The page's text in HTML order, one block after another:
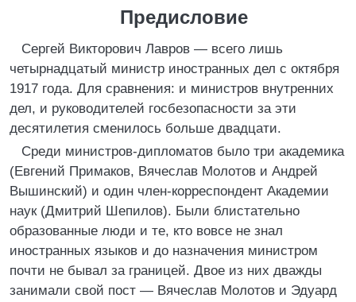
Предисловие
Сергей Викторович Лавров — всего лишь
четырнадцатый министр иностранных дел с октября
1917 года. Для сравнения: и министров внутренних
дел, и руководителей госбезопасности за эти
десятилетия сменилось больше двадцати.
Среди министров-дипломатов было три академика
(Евгений Примаков, Вячеслав Молотов и Андрей
Вышинский) и один член-корреспондент Академии
наук (Дмитрий Шепилов). Были блистательно
образованные люди и те, кто вовсе не знал
иностранных языков и до назначения министром
почти не бывал за границей. Двое из них дважды
занимали свой пост — Вячеслав Молотов и Эдуард